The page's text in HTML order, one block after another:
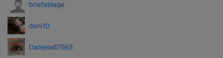
briefablage
dani10
Daniela67663